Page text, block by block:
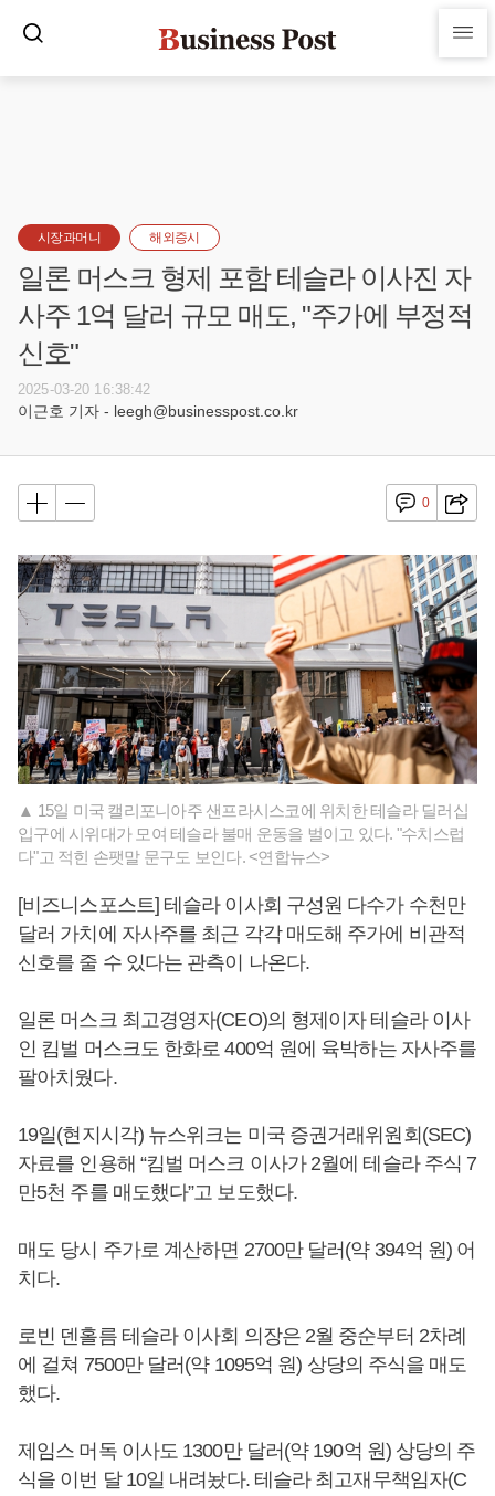
시장과머니 해외증시
일론 머스크 형제 포함 테슬라 이사진 자
사주 1억 달러 규모 매도, "주가에 부정적
신호"
2025-03-20 16:38:42
이근호 기자 - leegh@businesspost.co.kr
0
▲ 15일 미국 캘리포니아주 샌프라시스코에 위치한 테슬라 딜러십
입구에 시위대가 모여 테슬라 불매 운동을 벌이고 있다. "수치스럽
다"고 적힌 손팻말 문구도 보인다. <연합뉴스>
[비즈니스포스트] 테슬라 이사회 구성원 다수가 수천만
달러 가치에 자사주를 최근 각각 매도해 주가에 비관적
신호를 줄 수 있다는 관측이 나온다.
일론 머스크 최고경영자(CEO)의 형제이자 테슬라 이사
인 킴벌 머스크도 한화로 400억 원에 육박하는 자사주를
팔아치웠다.
19일(현지시각) 뉴스위크는 미국 증권거래위원회(SEC)
자료를 인용해 “킴벌 머스크 이사가 2월에 테슬라 주식 7
만5천 주를 매도했다”고 보도했다.
매도 당시 주가로 계산하면 2700만 달러(약 394억 원) 어
치다.
로빈 덴홀름 테슬라 이사회 의장은 2월 중순부터 2차례
에 걸쳐 7500만 달러(약 1095억 원) 상당의 주식을 매도
했다.
제임스 머독 이사도 1300만 달러(약 190억 원) 상당의 주
식을 이번 달 10일 내려놨다. 테슬라 최고재무책임자(C